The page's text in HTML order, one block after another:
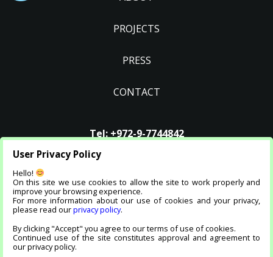
User Privacy Policy
Hello!
On this site we use cookies to allow the site to work properly and
improve your browsing experience.
For more information about our use of cookies and your privacy,
please read ourprivacy policy.
By clicking "Accept" you agree to our terms of use of cookies.
Continued use of the site constitutes approval and agreement to
our privacy policy.
PROJECTS
PRESS
CONTACT
Tel:+972-9-7744842
Email
בניית אתרים ושיווק דיגיטלי